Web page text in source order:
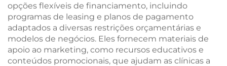
opções flexíveis de financiamento, incluindo
programas de leasing e planos de pagamento
adaptados a diversas restrições orçamentárias e
modelos de negócios. Eles fornecem materiais de
apoio ao marketing, como recursos educativos e
conteúdos promocionais, que ajudam as clínicas a